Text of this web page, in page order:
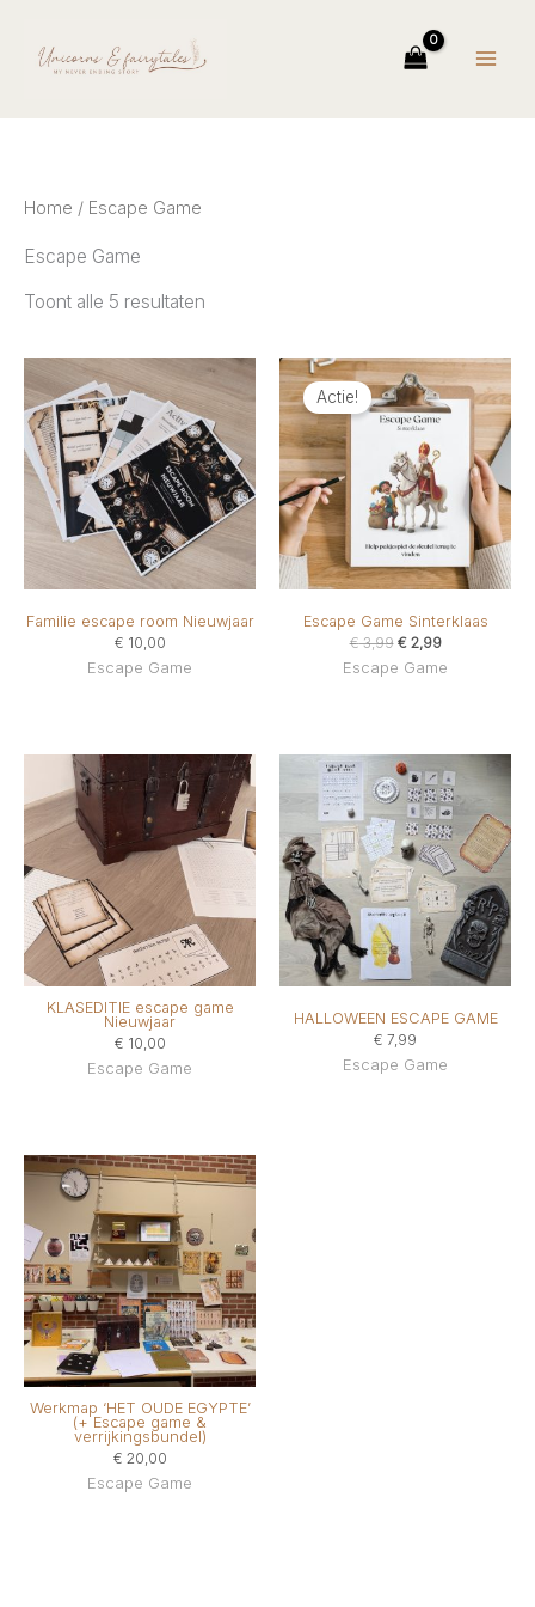
Home / Escape Game
Escape Game
Toont alle 5 resultaten
Familie escape room Nieuwjaar
€ 10,00
Escape Game
Actie!
Escape Game Sinterklaas
€3,99 Oorspronkelijke
prijs
was:
€2,99Huidige
is:
Escape Game
KLASEDITIE escape game
Nieuwjaar
€ 10,00
Escape Game
HALLOWEEN ESCAPE GAME
€ 7,99
Escape Game
Werkmap ‘HET OUDE EGYPTE’
(+ Escape game &
verrijkingsbundel)
€ 20,00
Escape Game